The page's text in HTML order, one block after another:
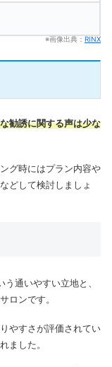
※画像出典：RINX
勧誘に関する声は少な
グ時にはプラン内容や
どして検討しましょ
通いやすい立地と、
ロンです。
やすさが評価されてい
ました。